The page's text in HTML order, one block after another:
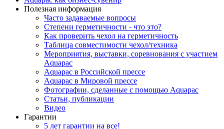
Полезная информация
Часто задаваемые вопросы
Степени герметичности - что это?
Как проверить чехол на герметичность
Таблица совместимости чехол/техника
Мероприятия, выставки, соревнования с участием
Aquapac
Aquapac в Российской прессе
Aquapac в Мировой прессе
Фотографии, сделанные с помощью Aquapac
Статьи, публикации
Видео
Гарантии
5 лет гарантии на все!